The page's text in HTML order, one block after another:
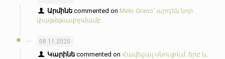
Արմինե commented on Melo Grano՝ արդեն նոր
փաթեթավորմամբ
08.11.2025
Կարինե commented onՀավելյալ սնուցում. երբ և